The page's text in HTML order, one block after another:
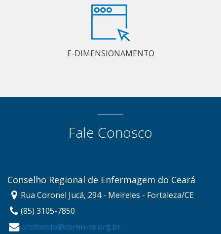
E-DIMENSIONAMENTO
Fale Conosco
Conselho Regional de Enfermagem do Ceará
Rua Coronel Jucá, 294 - Meireles - Fortaleza/CE
(85) 3105-7850
protocolo@coren-ce.org.br